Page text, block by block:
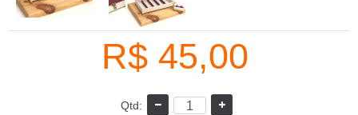
R$ 45,00
Qtd: